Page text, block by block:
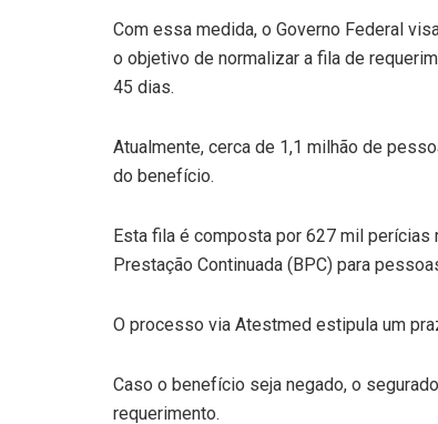
Com essa medida, o Governo Federal
o objetivo de normalizar a fila de
45 dias.
Atualmente, cerca de 1,1 milhão de
do benefício.
Esta fila é composta por 627 mil
Prestação Continuada (BPC) para
O processo via Atestmed estipula um
Caso o benefício seja negado, o
requerimento.